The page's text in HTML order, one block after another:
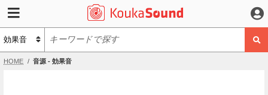
HOME 音源 - 効果音